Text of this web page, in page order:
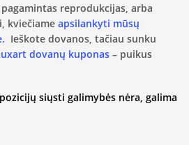
reprodukcijas, arba
kviečiame apsilankyti mūsų
Ieškote dovanos, tačiau sunku
dovanų kuponas – puikus
siųsti galimybės nėra, galima